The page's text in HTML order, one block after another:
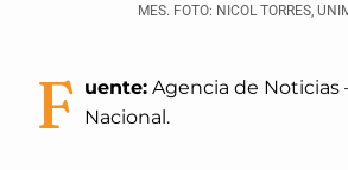
MES. FOTO: NICOL TORRES,
F uente: Agencia de Noticias
Nacional.